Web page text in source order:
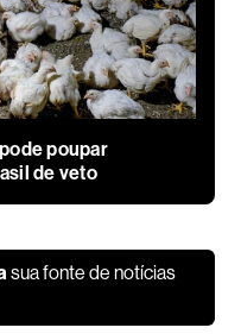
poupar
de veto
sua fonte de notícias